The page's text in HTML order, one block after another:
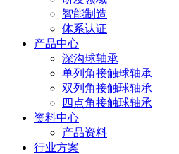
智能制造
体系认证
产品中心
深沟球轴承
单列角接触球轴承
双列角接触球轴承
四点角接触球轴承
资料中心
产品资料
行业方案